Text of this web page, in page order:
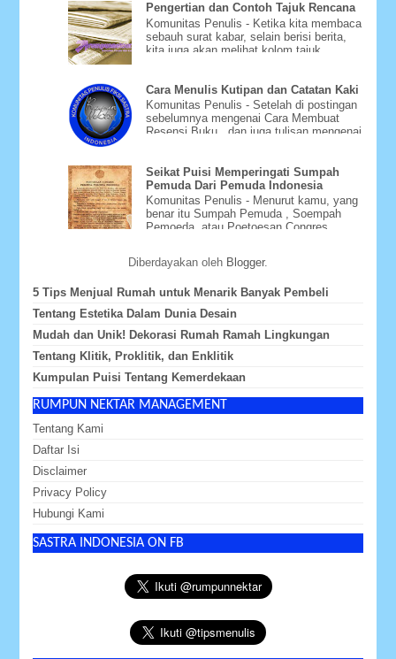
Pengertian dan Contoh Tajuk Rencana
Komunitas Penulis - Ketika kita membaca
sebauh surat kabar, selain berisi berita,
kita juga akan melihat kolom tajuk
Cara Menulis Kutipan dan Catatan Kaki
Komunitas Penulis - Setelah di postingan
sebelumnya mengenai Cara Membuat
Resensi Buku , dan juga tulisan mengenai
Seikat Puisi Memperingati Sumpah
Pemuda Dari Pemuda Indonesia
Komunitas Penulis - Menurut kamu, yang
benar itu Sumpah Pemuda , Soempah
Pemoeda, atau Poetoesan Congres
Diberdayakan oleh Blogger.
5 Tips Menjual Rumah untuk Menarik Banyak Pembeli
Tentang Estetika Dalam Dunia Desain
Mudah dan Unik! Dekorasi Rumah Ramah Lingkungan
Tentang Klitik, Proklitik, dan Enklitik
Kumpulan Puisi Tentang Kemerdekaan
RUMPUN NEKTAR MANAGEMENT
Tentang Kami
Daftar Isi
Disclaimer
Privacy Policy
Hubungi Kami
SASTRA INDONESIA ON FB